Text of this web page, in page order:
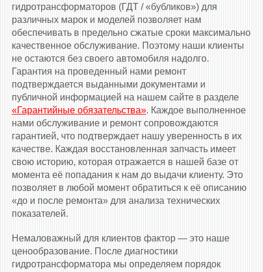
гидротрансформаторов (ГДТ / «бубликов») для
различных марок и моделей позволяет нам
обеспечивать в предельно сжатые сроки максимально
качественное обслуживание. Поэтому наши клиенты
не остаются без своего автомобиля надолго.
Гарантия на проведенный нами ремонт
подтверждается выданными документами и
публичной информацией на нашем сайте в разделе
«Гарантийные обязательства». Каждое выполненное
нами обслуживание и ремонт сопровождаются
гарантией, что подтверждает нашу уверенность в их
качестве. Каждая восстановленная запчасть имеет
свою историю, которая отражается в нашей базе от
момента её попадания к нам до выдачи клиенту. Это
позволяет в любой момент обратиться к её описанию
«до и после ремонта» для анализа технических
показателей.
Немаловажный для клиентов фактор — это наше
ценообразование. После диагностики
гидротрансформатора мы определяем порядок